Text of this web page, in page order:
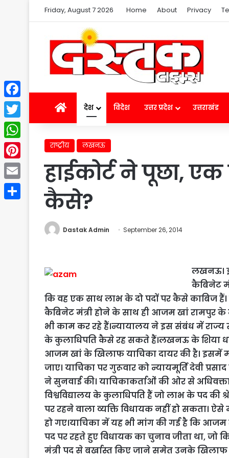
Friday, August 7 2026 Home About Privacy
Homeदेश विदेश उत्तर प्रदेश उत्तराखंड
राष्ट्रीय लखनऊ
हाईकोर्ट ने पूछा,
कैसे?
Dastak Admin September 26, 2014
लखनऊ।
कैबिनेट
कि वह एक साथ लाभ के दो पदों पर कैसे काबिज
कैबिनेट मंत्री होने के साथ ही आजम खां रामपुर के
भी काम कर रहे हैं।न्यायालय ने इस संबंध में राज्य
के कुलाधिपति कैसे रह सकते हैं।लखनऊ के शिया
आजम खां के खिलाफ याचिका दायर की है। इसमें
जाए। याचिका पर गुरूवार को न्यायमूर्ति देवी
ने सुनवाई की। याचिकाकर्ताओं की ओर से
विश्वविद्यालय के कुलाधिपति हैं जो लाभ के पद
पर रहने वाला व्यक्ति विधायक नहीं हो सकता।
हो गए।याचिका में यह भी मांग की गई है कि
पद पर रहते हुए विधायक का चुनाव जीता था,
मंत्री पद से बर्खास्त किए जाने समेत उनके खिलाफ
Facebook
Twitter
WhatsApp
Pinterest
Email